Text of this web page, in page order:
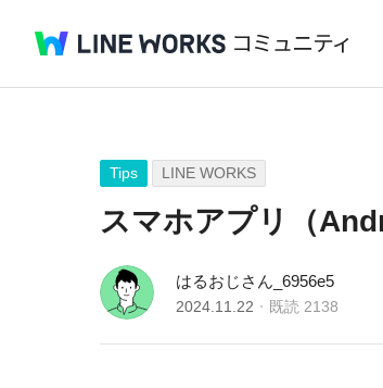
Tips LINE WORKS
スマホアプリ（
はるおじさん_6956e5
2024.11.22 既読 2138